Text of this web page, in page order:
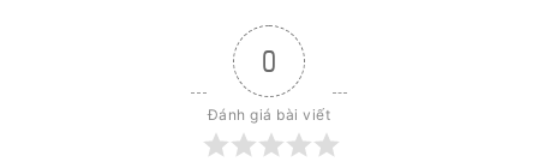
0
Đánh giá bài viết